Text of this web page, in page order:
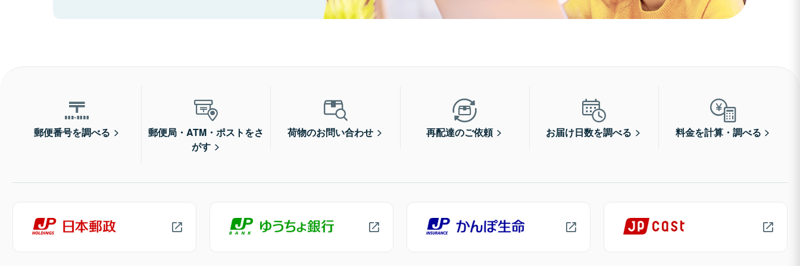
郵便番号を調べる
郵便局・ATM・ポストをさ
がす
荷物のお問い合わせ 再配達のご依頼 お届け日数を調べる 料金を計算・調べる